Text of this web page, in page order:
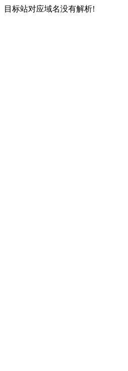
目标站对应域名没有解析!